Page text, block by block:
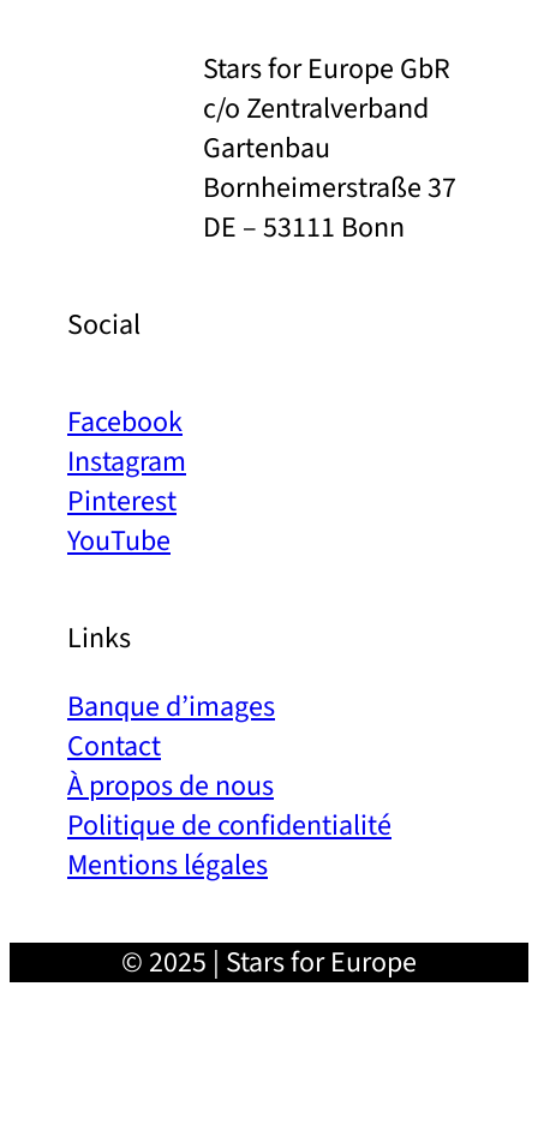
Stars for Europe GbR
c/o Zentralverband
Gartenbau
Bornheimerstraße 37
DE – 53111 Bonn
Social
Facebook
Instagram
Pinterest
YouTube
Links
Banque d’images
Contact
À propos de nous
Politique de confidentialité
Mentions légales
© 2025 | Stars for Europe